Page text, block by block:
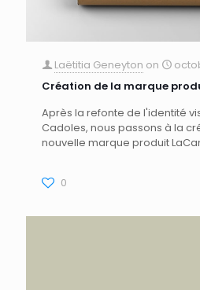
Laëtitia Geneyton on
Création de la marque
Après la refonte de l'identité
Cadoles, nous passons à la
nouvelle marque produit
0